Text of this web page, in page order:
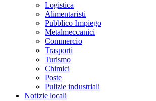
Logistica
Alimentaristi
Pubblico Impiego
Metalmeccanici
Commercio
Trasporti
Turismo
Chimici
Poste
Pulizie industriali
Notizie locali